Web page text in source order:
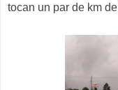
tocan un par de km